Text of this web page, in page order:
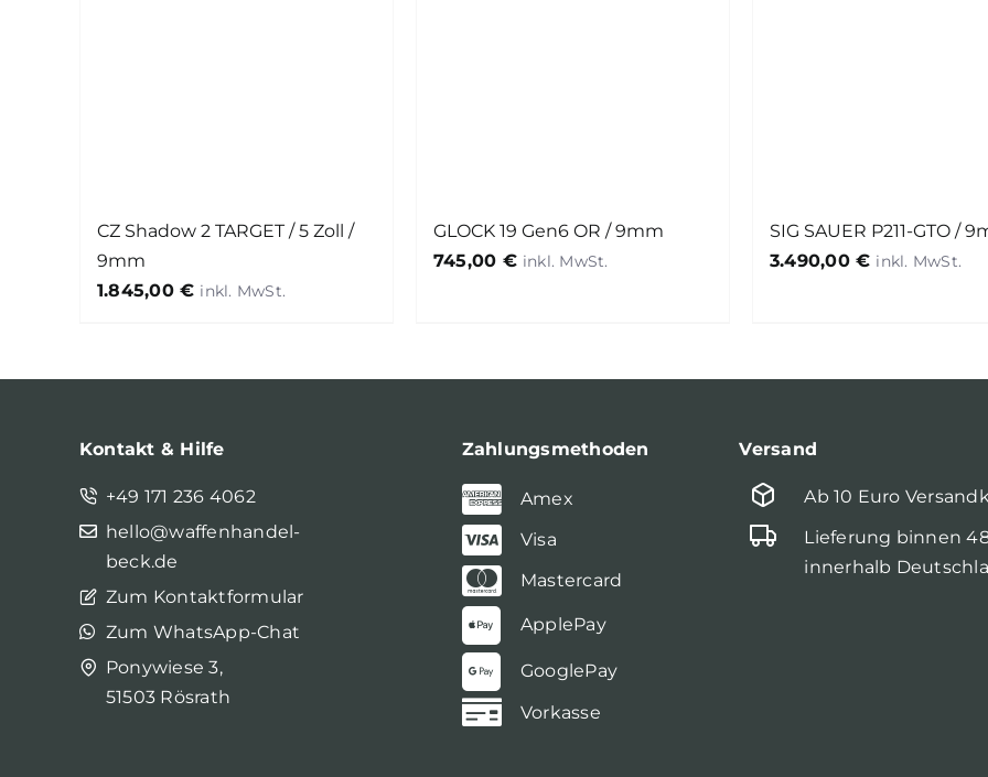
CZ Shadow 2 TARGET / 5 Zoll /
9mm
1.845,00€
GLOCK 19 Gen6 OR / 9mm
745,00 €
SIG SAUER P211-GTO /
3.490,00€
Kontakt & Hilfe
+49 171 236 4062
hello@waffenhandel-
beck.de
Zum Kontaktformular
Zum WhatsApp-Chat
Ponywiese 3,
51503 Rösrath
Zahlungsmethoden
Amex
Visa
Mastercard
ApplePay
GooglePay
Vorkasse
Versand
Ab 10 Euro
Lieferung binnen
innerhalb